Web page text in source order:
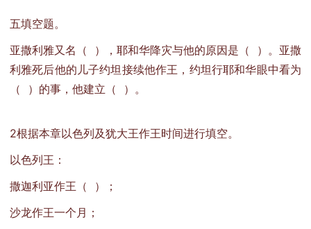
五填空题。
亚撒利雅又名（ ），耶和华降灾与他的原因是（ ）。亚撒
利雅死后他的儿子约坦接续他作王，约坦行耶和华眼中看为
（ ）的事，他建立（ ）。
2根据本章以色列及犹大王作王时间进行填空。
以色列王：
撒迦利亚作王（ ）；
沙龙作王一个月；